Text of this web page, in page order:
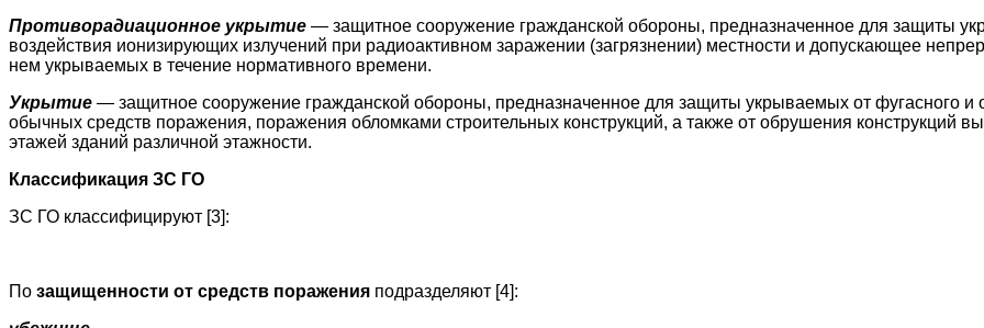
Противорадиационное укрытие — защитное сооружение гражданской обороны, предназначенное для защиты
воздействия ионизирующих излучений при радиоактивном заражении (загрязнении) местности и допускающее
нем укрываемых в течение нормативного времени.
Укрытие — защитное сооружение гражданской обороны, предназначенное для защиты укрываемых от фугасного и
обычных средств поражения, поражения обломками строительных конструкций, а также от обрушения конструкций
этажей зданий различной этажности.
Классификация ЗС ГО
ЗС ГО классифицируют [3]:
По защищенности от средств поражения подразделяют [4]: